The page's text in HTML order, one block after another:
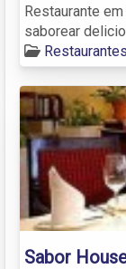
Restaurante
saborear
Sabor